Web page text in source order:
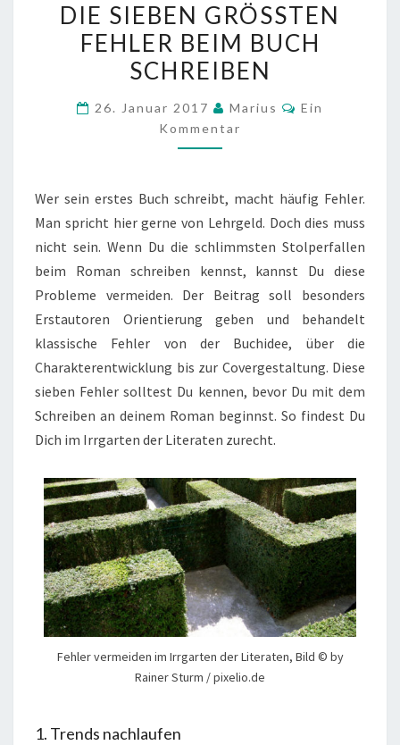
SIEBEN
GRÖSSTEN F
EHLER B
UCH S
DIE SIEBEN GRÖSSTEN F
EHLER BEIM BUCH S
CHREIBEN
26. Januar 2017 Marius Kommentare
Ein
Kommentar
Wer sein erstes Buch schreibt, macht häufig Fehler.
Man spricht hier gerne von Lehrgeld. Doch dies muss
nicht sein. Wenn Du die schlimmsten Stolperfallen
beim Roman schreiben kennst, kannst Du diese
Probleme vermeiden. Der Beitrag soll besonders
Erstautoren Orientierung geben und behandelt
klassische Fehler von der Buchidee, über die
Charakterentwicklung bis zur Covergestaltung. Diese
sieben Fehler solltest Du kennen, bevor Du mit dem
Schreiben an deinem Roman beginnst. So findest Du
Dich im Irrgarten der Literaten zurecht.
Fehler vermeiden im Irrgarten der Literaten, Bild © by
Rainer Sturm / pixelio.de
1. Trends nachlaufen